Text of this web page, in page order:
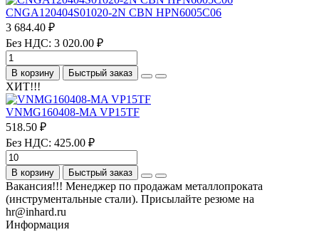
CNGA120404S01020-2N CBN HPN6005C06
3 684.40 ₽
Без НДС: 3 020.00 ₽
В корзину Быстрый заказ
ХИТ!!!
VNMG160408-MA VP15TF
518.50 ₽
Без НДС: 425.00 ₽
В корзину Быстрый заказ
Вакансия!!! Менеджер по продажам металлопроката
(инструментальные стали). Присылайте резюме на
hr@inhard.ru
Информация